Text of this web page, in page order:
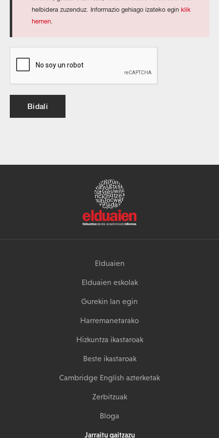
helbidera zuzenduz. Informazio gehiago izateko egin klik
hemen.
Bidali
Elduaien
Elduaien eskolak
Gurekin lan egin
Harremanetarako
Hizkuntza ikastaroak
Beste ikastaroak
Cambridge English azterketak
Zerbitzuak
Bloga
Jarraitu gaitzazu